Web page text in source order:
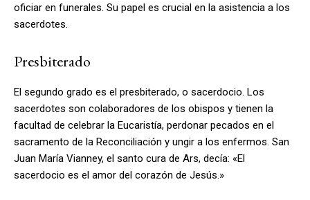
oficiar en funerales. Su papel es crucial en la asistencia a los
sacerdotes.
Presbiterado
El segundo grado es el presbiterado, o sacerdocio. Los
sacerdotes son colaboradores de los obispos y tienen la
facultad de celebrar la Eucaristía, perdonar pecados en el
sacramento de la Reconciliación y ungir a los enfermos. San
Juan María Vianney, el santo cura de Ars, decía: «El
sacerdocio es el amor del corazón de Jesús.»